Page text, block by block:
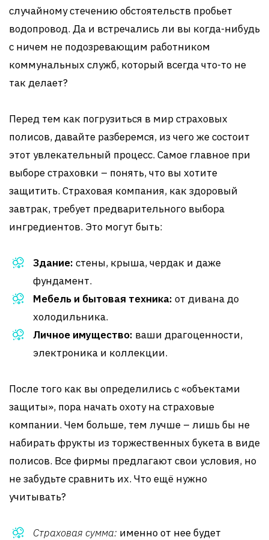
случайному стечению обстоятельств пробьет
водопровод. Да и встречались ли вы когда-нибудь
с ничем не подозревающим работником
коммунальных служб, который всегда что-то не
так делает?
Перед тем как погрузиться в мир страховых
полисов, давайте разберемся, из чего же состоит
этот увлекательный процесс. Самое главное при
выборе страховки – понять, что вы хотите
защитить. Страховая компания, как здоровый
завтрак, требует предварительного выбора
ингредиентов. Это могут быть:
Здание: стены, крыша, чердак и даже
фундамент.
Мебель и бытовая техника: от дивана до
холодильника.
Личное имущество: ваши драгоценности,
электроника и коллекции.
После того как вы определились с «объектами
защиты», пора начать охоту на страховые
компании. Чем больше, тем лучше – лишь бы не
набирать фрукты из торжественных букета в виде
полисов. Все фирмы предлагают свои условия, но
не забудьте сравнить их. Что ещё нужно
учитывать?
Страховая сумма: именно от нее будет